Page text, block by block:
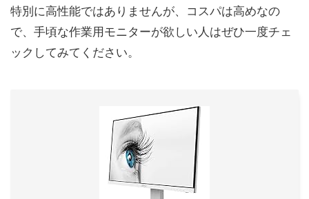
特別に高性能ではありませんが、コスパは高めなの
で、手頃な作業用モニターが欲しい人はぜひ一度チェ
ックしてみてください。